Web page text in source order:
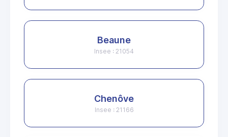
Beaune
Insee : 21054
Chenôve
Insee : 21166